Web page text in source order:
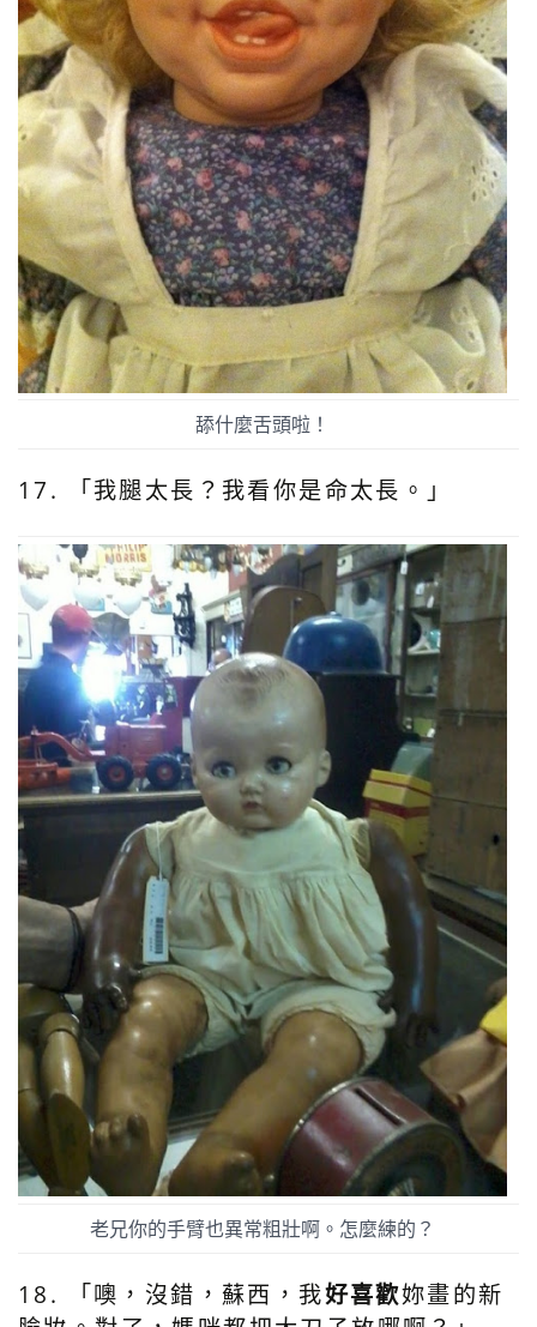
舔什麼舌頭啦！
17. 「我腿太長？我看你是命太長。」
老兄你的手臂也異常粗壯啊。怎麼練的？
18. 「噢，沒錯，蘇西，我好喜歡妳畫的新